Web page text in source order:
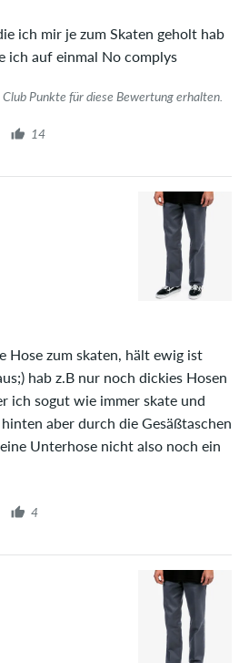
Person stammt, die diesen
erkennst du am grünen Haken
Zusatz "Verifizierter Kauf". Bei
ohne grünen Haken, können wir
die Personen den Artikel
ich mir je zum Skaten geholt hab
ich auf einmal No complys
Punkte für diese Bewertung erhalten.
14
Hose zum skaten, hält ewig ist
hab z.B nur noch dickies Hosen
ich sogut wie immer skate und
aber durch die Gesäßtaschen
Unterhose nicht also noch ein
4